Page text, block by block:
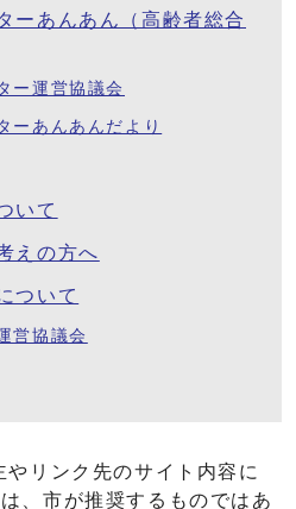
ーあんあん（高齢者総合
ー運営協議会
ーあんあんだより
いて
えの方へ
ついて
営協議会
やリンク先のサイト内容に
、市が推奨するものではあ